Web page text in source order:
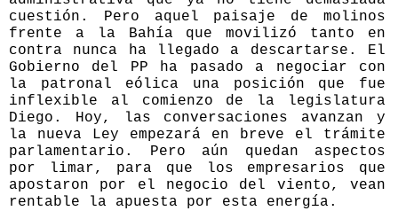
cuestión. Pero aquel paisaje de molinos
frente a la Bahía que movilizó tanto en
contra nunca ha llegado a descartarse. El
Gobierno del PP ha pasado a negociar con
la patronal eólica una posición que fue
inflexible al comienzo de la legislatura
Diego. Hoy, las conversaciones avanzan y
la nueva Ley empezará en breve el trámite
parlamentario. Pero aún quedan aspectos
por limar, para que los empresarios que
apostaron por el negocio del viento, vean
rentable la apuesta por esta energía.